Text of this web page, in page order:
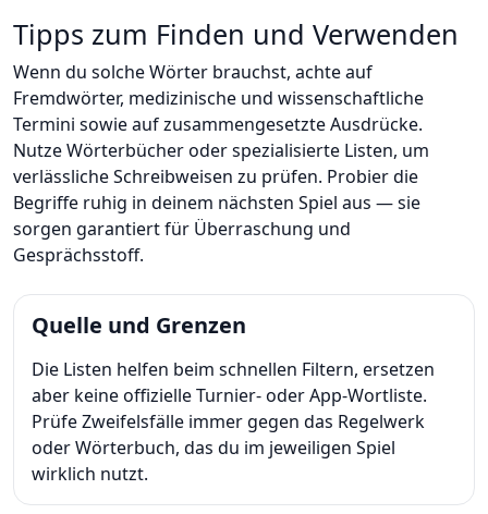
Tipps zum Finden und Verwenden
Wenn du solche Wörter brauchst, achte auf
Fremdwörter, medizinische und wissenschaftliche
Termini sowie auf zusammengesetzte Ausdrücke.
Nutze Wörterbücher oder spezialisierte Listen, um
verlässliche Schreibweisen zu prüfen. Probier die
Begriffe ruhig in deinem nächsten Spiel aus — sie
sorgen garantiert für Überraschung und
Gesprächsstoff.
Quelle und Grenzen
Die Listen helfen beim schnellen Filtern, ersetzen
aber keine offizielle Turnier- oder App-Wortliste.
Prüfe Zweifelsfälle immer gegen das Regelwerk
oder Wörterbuch, das du im jeweiligen Spiel
wirklich nutzt.